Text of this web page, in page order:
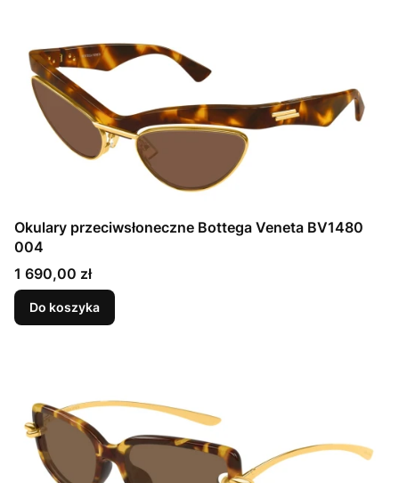
Okulary przeciwsłoneczne Bottega Veneta BV1480
004
Cena
1 690,00 zł
Do koszyka